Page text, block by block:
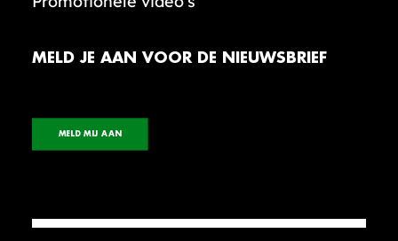
MELD JE AAN VOOR DE NIEUWSBRIEF
MELD MIJ AAN